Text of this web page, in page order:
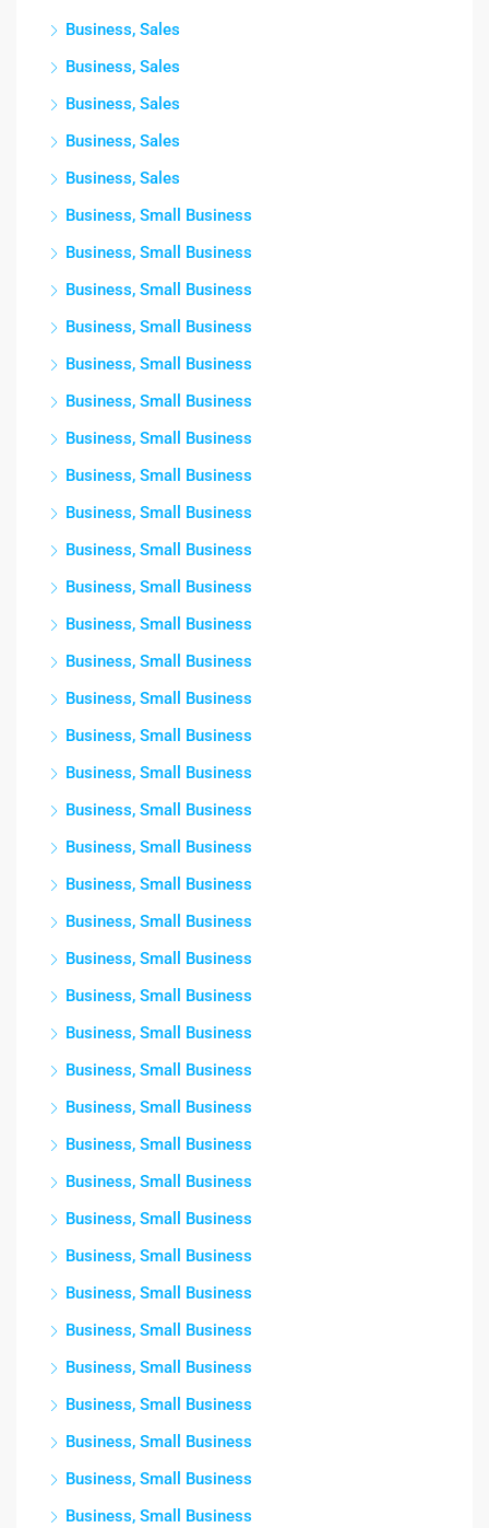
Business, Sales
Business, Sales
Business, Sales
Business, Sales
Business, Sales
Business, Small Business
Business, Small Business
Business, Small Business
Business, Small Business
Business, Small Business
Business, Small Business
Business, Small Business
Business, Small Business
Business, Small Business
Business, Small Business
Business, Small Business
Business, Small Business
Business, Small Business
Business, Small Business
Business, Small Business
Business, Small Business
Business, Small Business
Business, Small Business
Business, Small Business
Business, Small Business
Business, Small Business
Business, Small Business
Business, Small Business
Business, Small Business
Business, Small Business
Business, Small Business
Business, Small Business
Business, Small Business
Business, Small Business
Business, Small Business
Business, Small Business
Business, Small Business
Business, Small Business
Business, Small Business
Business, Small Business
Business, Small Business